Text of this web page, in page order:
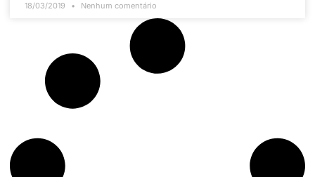
18/03/2019 Nenhum comentário